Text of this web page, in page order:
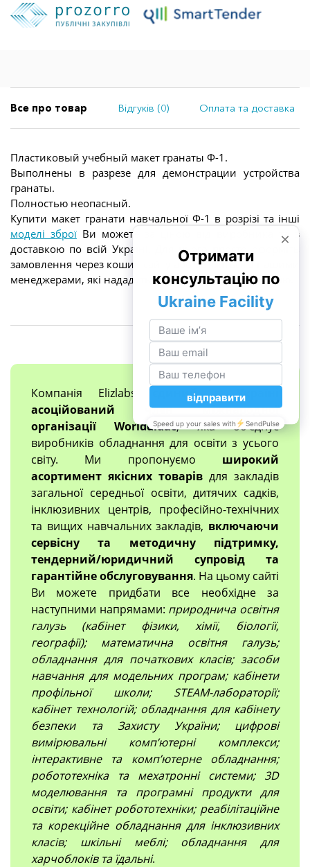
Все про товар Відгуків (0) Оплата та доставка
Пластиковый учебный макет гранаты Ф-1.
Выполнены в разрезе для демонстрации устройства
гранаты.
Полностью неопасный.
Купити макет гранати навчальної Ф-1 в розрізі та інші
моделі зброїВи можете за ціною від виробника та з
доставкою по всій Україні. Для цього просто оформіть
замовлення через кошик сайту або зв'яжіться з нашими
менеджерами, які нададуть всю необхідну інформацію.
Компанія Elizlabs
єдиний в Україні
асоційований член міжнародної
організації Worlddidac, яка об'єднує
виробників обладнання для освіти з усього
світу. Ми пропонуємо широкий
асортимент якісних товарів для закладів
загальної середньої освіти, дитячих садків,
інклюзивних центрів, професійно-технічних
та вищих навчальних закладів, включаючи
сервісну та методичну підтримку,
тендерний/юридичний супровід та
гарантійне обслуговування. На цьому сайті
Ви можете придбати все необхідне за
наступними напрямами: природнича освітня
галузь (кабінет фізики, хімії, біології,
географії); математична освітня галузь;
обладнання для початкових класів; засоби
навчання для модельних програм; кабінети
профільної школи; STEAM-лабораторії;
кабінет технологій; обладнання для кабінету
безпеки та Захисту України; цифрові
вимірювальні компʼютерні комплекси;
інтерактивне та комп’ютерне обладнання;
робототехніка та мехатронні системи; 3D
моделювання та програмні продукти для
освіти; кабінет робототехніки; реабілітаційне
та корекційне обладнання для інклюзивних
класів; шкільні меблі; обладнання для
харчоблоків та їдальні.